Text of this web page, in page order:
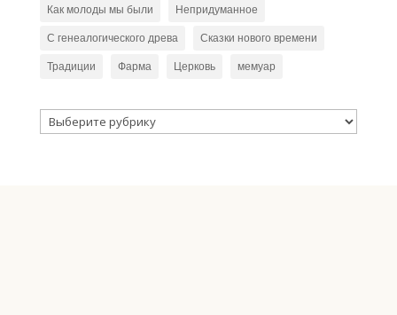
Как молоды мы были
Непридуманное
С генеалогического древа
Сказки нового времени
Традиции
Фарма Церковь мемуар
Рубрики